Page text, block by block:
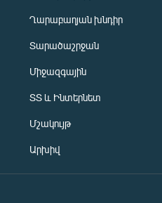
Ղարաբաղյան խնդիր
Տարածաշրջան
Միջազգային
ՏՏ և Ինտերնետ
Մշակույթ
Արխիվ